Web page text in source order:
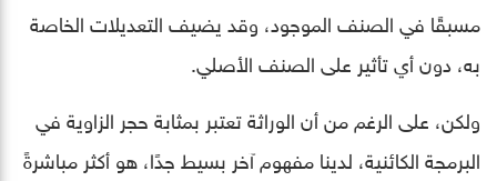
مسبقًا في الصنف الموجود، وقد يضيف التعديلات الخاصة
به، دون أي تأثير على الصنف الأصلي.
ولكن، على الرغم من أن الوراثة تعتبر بمثابة حجر الزاوية في
البرمجة الكائنية، لدينا مفهوم آخر بسيط جدًا، هو أكثر مباشرةً